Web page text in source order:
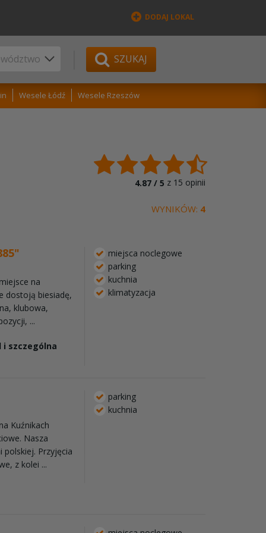
DODAJ LOKAL
SZUKAJ
Wesele Łódź Wesele Rzeszów
4.87 / 5 z 15 opinii
WYNIKÓW: 4
na
dostoją biesiadę,
klubowa,
...
szczególna
miejsca noclegowe
parking
kuchnia
klimatyzacja
Kuźnikach
Nasza
polskiej. Przyjęcia
z kolei ...
parking
kuchnia